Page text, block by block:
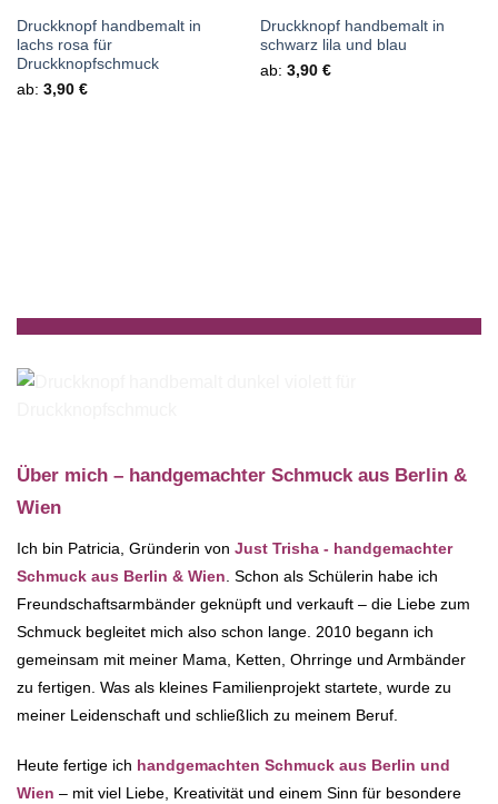
Druckknopf handbemalt in
lachs rosa für
Druckknopfschmuck
ab: 3,90 €
Druckknopf handbemalt in
schwarz lila und blau
ab: 3,90 €
Über mich – handgemachter Schmuck aus Berlin &
Wien
Ich bin Patricia, Gründerin von Just Trisha - handgemachter
Schmuck aus Berlin & Wien . Schon als Schülerin habe ich
Freundschaftsarmbänder geknüpft und verkauft – die Liebe zum
Schmuck begleitet mich also schon lange. 2010 begann ich
gemeinsam mit meiner Mama, Ketten, Ohrringe und Armbänder
zu fertigen. Was als kleines Familienprojekt startete, wurde zu
meiner Leidenschaft und schließlich zu meinem Beruf.
Heute fertige ich handgemachten Schmuck aus Berlin und
Wien – mit viel Liebe, Kreativität und einem Sinn für besondere